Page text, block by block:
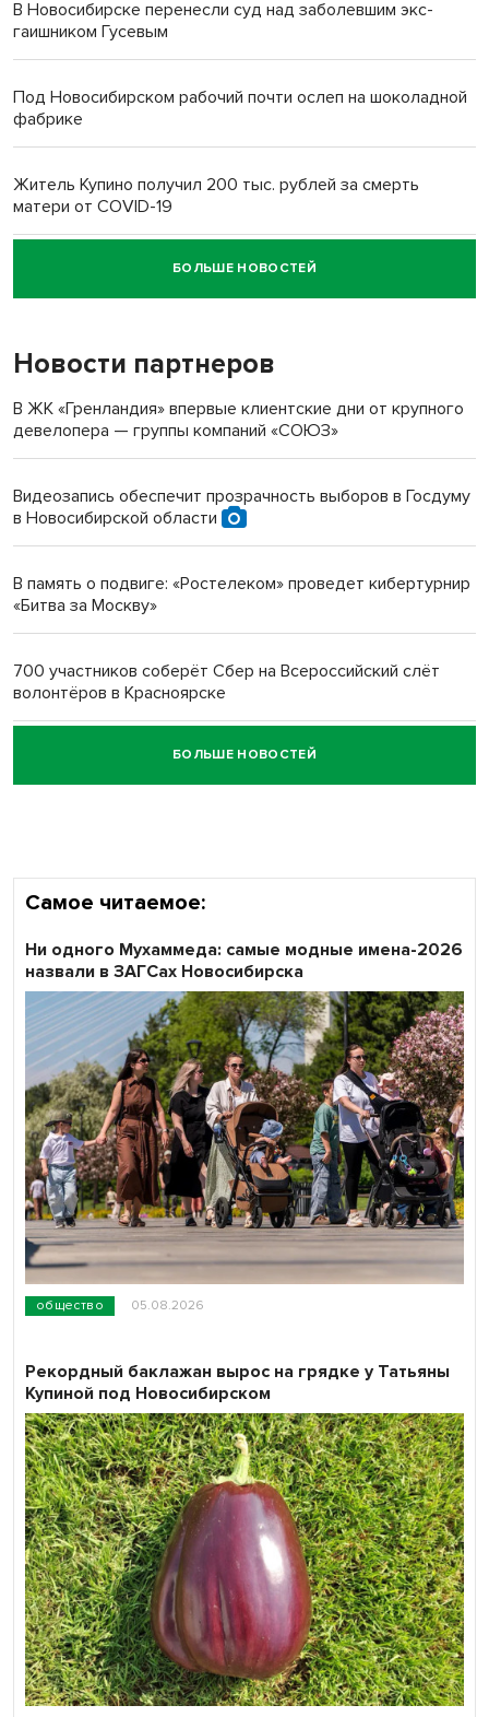
В Новосибирске перенесли суд над заболевшим экс-
гаишником Гусевым
Под Новосибирском рабочий почти ослеп на шоколадной
фабрике
Житель Купино получил 200 тыс. рублей за смерть
матери от COVID-19
Новосибирский суд наказал водителя за смерть
пенсионерки на вокзале
«Мы живём на пастбище!»: в новосибирском селе лошади
терроризируют жителей
Инвалид получил условный срок за избиение врачей
Новосибирский преподаватель с женой вошли в топ-16
Обновлённое отделение ВТБ открылось в Искитиме
БОЛЬШЕ НОВОСТЕЙ
Новости партнеров
В ЖК «Гренландия» впервые клиентские дни от крупного
девелопера — группы компаний «СОЮЗ»
Видеозапись обеспечит прозрачность выборов в Госдуму
в Новосибирской области
В память о подвиге: «Ростелеком» проведет кибертурнир
«Битва за Москву»
700 участников соберёт Сбер на Всероссийский слёт
волонтёров в Красноярске
Честный выбор: видеонаблюдение обеспечит
объективность результатов ЕДГ в Новосибирской
БОЛЬШЕ НОВОСТЕЙ
Самое читаемое:
общество 05.08.2026
Ни одного Мухаммеда: самые модные имена-2026
назвали в ЗАГСах Новосибирска
Рекордный баклажан вырос на грядке у Татьяны
Купиной под Новосибирском